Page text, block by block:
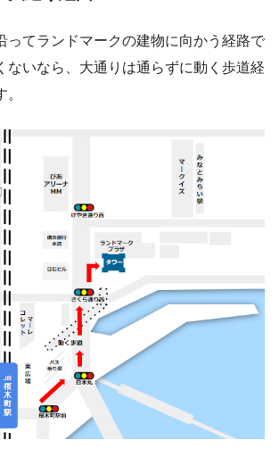
ってランドマークの建物に向かう経路で
ないなら、大通りは通らずに動く歩道経